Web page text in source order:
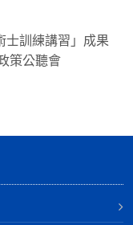
士訓練講習」成果
策公聽會